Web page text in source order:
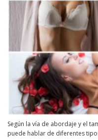
Según la vía de abordaje y el
puede hablar de diferentes